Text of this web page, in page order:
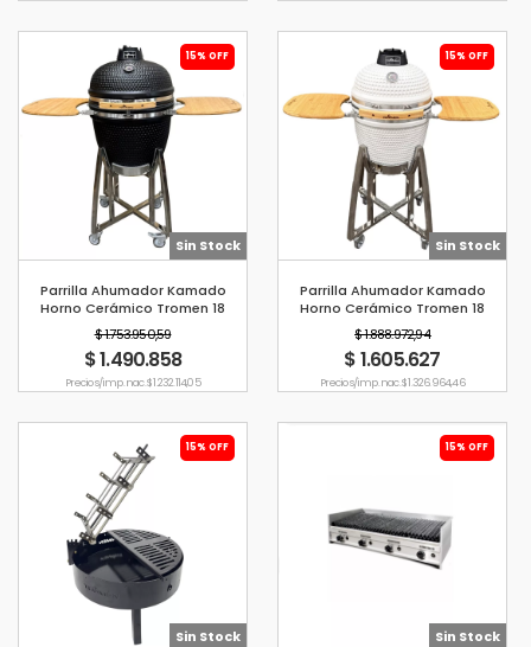
15% OFF
Sin Stock
Parrilla Ahumador Kamado
Horno Cerámico Tromen 18
Negro Brillante
$ 1.753.950,59
$ 1.490.858
Precio s/imp. nac. $ 1.232.114,05
15% OFF
Sin Stock
Parrilla Ahumador Kamado
Horno Cerámico Tromen 18
Blanco
$ 1.888.972,94
$ 1.605.627
Precio s/imp. nac. $ 1.326.964,46
15% OFF
Sin Stock
15% OFF
Sin Stock